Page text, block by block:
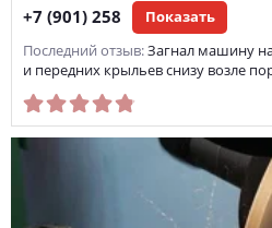
+7 (901) 258 Показать
Последний отзыв: Загнал машину
и передних крыльев снизу возле